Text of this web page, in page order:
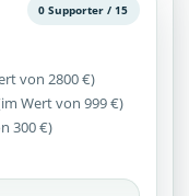
0 Supporter / 15
von 2800 €)
Wert von 999 €)
300 €)